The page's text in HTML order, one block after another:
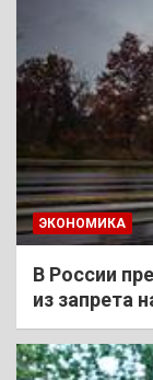
ЭКОНОМИКА
В России
из запрета